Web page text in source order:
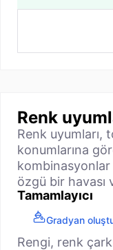
Renk
Renk uyumları,
konumlarına
özgü bir havası
Tamamlayıcı
Gradyan
Rengi, renk